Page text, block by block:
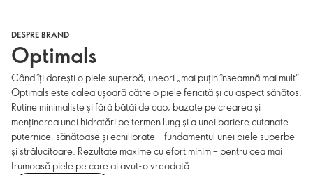
DESPRE BRAND
Optimals
Când îți dorești o piele superbă, uneori „mai puțin înseamnă mai mult”.
Optimals este calea ușoară către o piele fericită și cu aspect sănătos.
Rutine minimaliste și fără bătăi de cap, bazate pe crearea și
menținerea unei hidratări pe termen lung și a unei bariere cutanate
puternice, sănătoase și echilibrate – fundamentul unei piele superbe
și strălucitoare. Rezultate maxime cu efort minim – pentru cea mai
frumoasă piele pe care ai avut-o vreodată.